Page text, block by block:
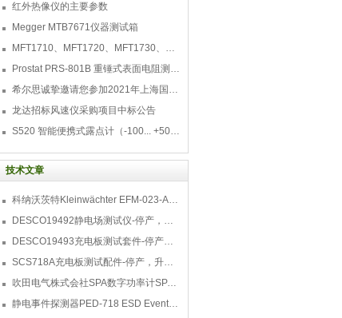
红外热像仪的主要参数
Megger MTB7671仪器测试箱
MFT1710、MFT1720、MFT1730、MFT1735多功能测试仪
Prostat PRS-801B 重锤式表面电阻测量仪
希尔思诚挚邀请您参加2021年上海国际压缩机及设
龙达招标风速仪采购项目中标公告
S520 智能便携式露点计（-100... +50 °C TD）
技术文章
科纳沃茨特Kleinwächter EFM-023-AKC静电测试仪套件-EFM023AKC KIT
DESCO19492静电场测试仪-停产，替代型号770716
DESCO19493充电板测试套件-停产，替代型号718+770719
SCS718A充电板测试配件-停产，升级型号770719
吹田电气株式会社SPA数字功率计SPA3000/SPA2000/SPA1000
静电事件探测器PED-718 ESD Event Detector